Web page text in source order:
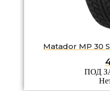
Matador MP 30
ПОД